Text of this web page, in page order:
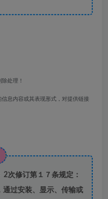
处理！
息内容或其表现形式，对提供链接
次修订第１７条规定：
通过安装、显示、传输或